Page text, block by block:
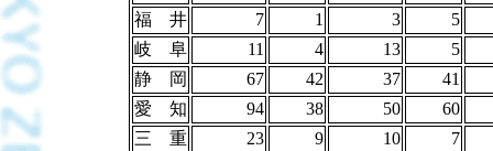
福 井
7 1 3
5
岐 阜
11 4 13
5
静 岡
67 42 37
41
愛 知
94 38 50
60
三 重
23 9 10
7